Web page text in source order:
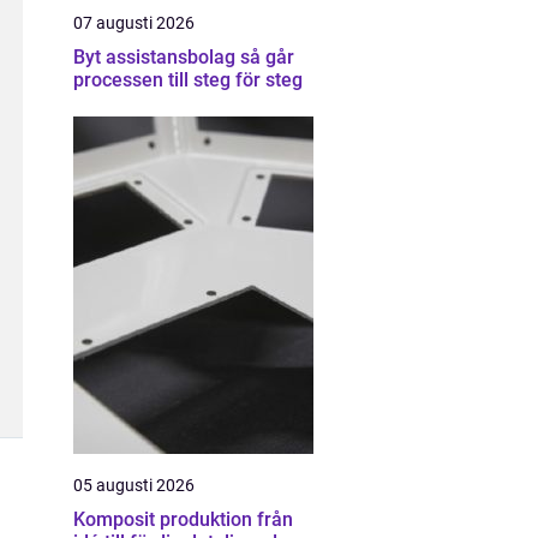
07 augusti 2026
Byt assistansbolag så går
processen till steg för steg
05 augusti 2026
Komposit produktion från